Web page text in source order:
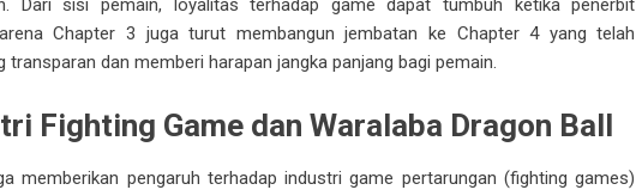
Dari sisi pemain, loyalitas terhadap game dapat tumbuh ketika penerbit
Chapter 3 juga turut membangun jembatan ke Chapter 4 yang telah
dan memberi harapan jangka panjang bagi pemain.
Fighting Game dan Waralaba Dragon Ball
memberikan pengaruh terhadap industri game pertarungan (fighting games)